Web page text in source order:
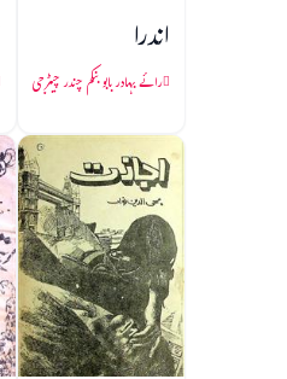
اندرا
رائے بہادر بابو بنکم چندر چیٹرجی